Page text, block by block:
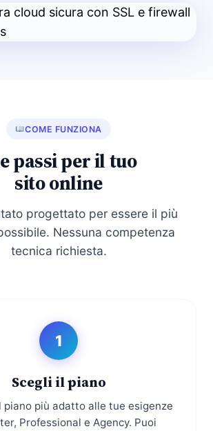
COME FUNZIONA
passi per il tuo
sito online
progettato per essere il più
Nessuna competenza
tecnica richiesta.
1
Scegli il piano
piano più adatto alle tue esigenze
Professional e Agency. Puoi